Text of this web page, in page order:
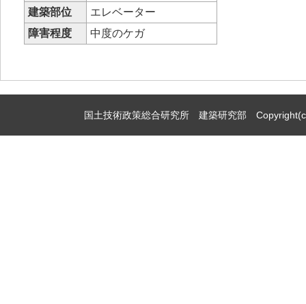
建築部位
エレベーター
障害程度
中度のケガ
国土技術政策総合研究所 建築研究部